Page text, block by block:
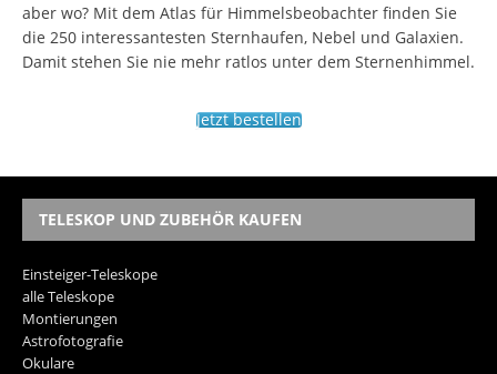
aber wo? Mit dem Atlas für Himmelsbeobachter finden Sie
die 250 interessantesten Sternhaufen, Nebel und Galaxien.
Damit stehen Sie nie mehr ratlos unter dem Sternenhimmel.
Jetzt bestellen
TELESKOP UND ZUBEHÖR KAUFEN
Einsteiger-Teleskope
alle Teleskope
Montierungen
Astrofotografie
Okulare